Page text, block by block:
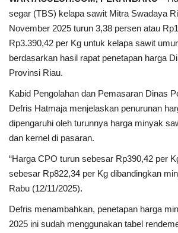
segar (TBS) kelapa sawit Mitra Swadaya
November 2025 turun 3,38 persen atau
Rp3.390,42 per Kg untuk kelapa sawit
berdasarkan hasil rapat penetapan harga
Provinsi Riau.
Kabid Pengolahan dan Pemasaran Dinas
Defris Hatmaja menjelaskan penurunan
dipengaruhi oleh turunnya harga minyak
dan kernel di pasaran.
“Harga CPO turun sebesar Rp390,42 per
sebesar Rp822,34 per Kg dibandingkan
Rabu (12/11/2025).
Defris menambahkan, penetapan harga
2025 ini sudah menggunakan tabel